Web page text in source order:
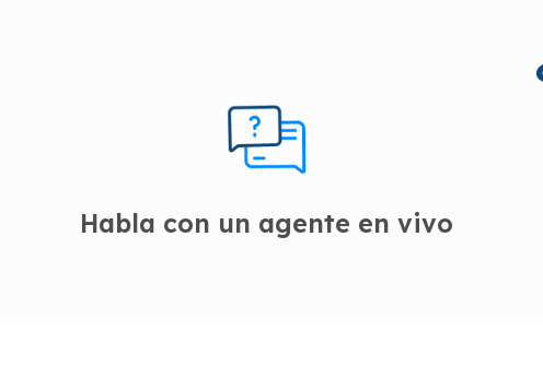
Habla con un agente en vivo